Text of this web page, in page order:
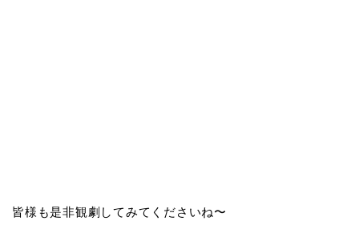
皆様も是非観劇してみてくださいね〜